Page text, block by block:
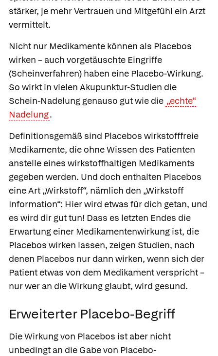
stärker, je mehr Vertrauen und Mitgefühl ein Arzt
vermittelt.
Nicht nur Medikamente können als Placebos
wirken – auch vorgetäuschte Eingriffe
(Scheinverfahren) haben eine Placebo-Wirkung.
So wirkt in vielen Akupunktur-Studien die
Schein-Nadelung genauso gut wie die „echte“
Nadelung.
Definitionsgemäß sind Placebos wirkstofffreie
Medikamente, die ohne Wissen des Patienten
anstelle eines wirkstoffhaltigen Medikaments
gegeben werden. Und doch enthalten Placebos
eine Art „Wirkstoff“, nämlich den „Wirkstoff
Information“: Hier wird etwas für dich getan, und
es wird dir gut tun! Dass es letzten Endes die
Erwartung einer Medikamentenwirkung ist, die
Placebos wirken lassen, zeigen Studien, nach
denen Placebos nur dann wirken, wenn sich der
Patient etwas von dem Medikament verspricht –
nur wer an die Wirkung glaubt, wird gesund.
Erweiterter Placebo-Begriff
Die Wirkung von Placebos ist aber nicht
unbedingt an die Gabe von Placebo-